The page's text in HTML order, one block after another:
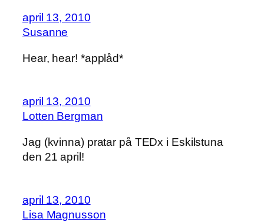
april 13, 2010
Susanne
Hear, hear! *applåd*
april 13, 2010
Lotten Bergman
Jag (kvinna) pratar på TEDx i Eskilstuna
den 21 april!
april 13, 2010
Lisa Magnusson